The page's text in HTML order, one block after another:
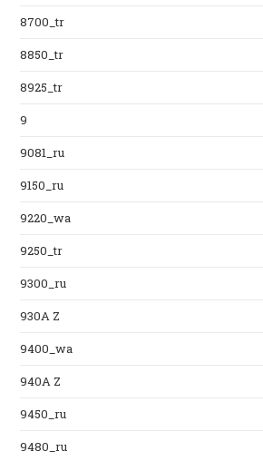
8700_tr
8850_tr
8925_tr
9
9081_ru
9150_ru
9220_wa
9250_tr
9300_ru
930A Z
9400_wa
940A Z
9450_ru
9480_ru